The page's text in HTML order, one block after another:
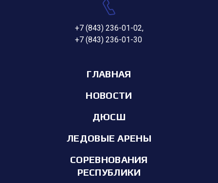
+7 (843) 236-01-02,
+7 (843) 236-01-30
ГЛАВНАЯ
НОВОСТИ
ДЮСШ
ЛЕДОВЫЕ АРЕНЫ
СОРЕВНОВАНИЯ
РЕСПУБЛИКИ